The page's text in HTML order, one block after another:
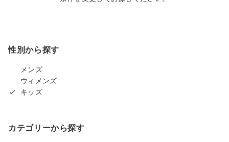
性別から探す
メンズ
ウィメンズ
キッズ
カテゴリーから探す